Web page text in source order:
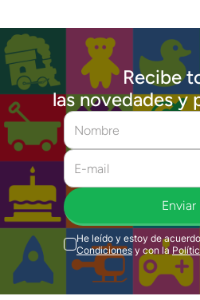
Recibe
las novedades y
Enviar
He leído y estoy de
Condiciones y con la